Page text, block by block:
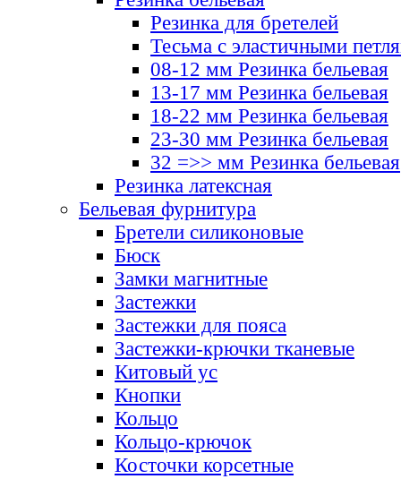
Резинка для бретелей
Тесьма с эластичными
08-12 мм Резинка бельевая
13-17 мм Резинка бельевая
18-22 мм Резинка бельевая
23-30 мм Резинка бельевая
32 =>> мм Резинка бельевая
Резинка латексная
Бельевая фурнитура
Бретели силиконовые
Бюск
Замки магнитные
Застежки
Застежки для пояса
Застежки-крючки тканевые
Китовый ус
Кнопки
Кольцо
Кольцо-крючок
Косточки корсетные